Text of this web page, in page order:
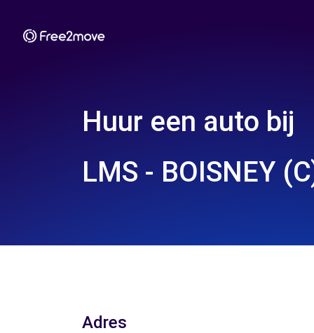
Huur een auto bij
LMS - BOISNEY
Adres